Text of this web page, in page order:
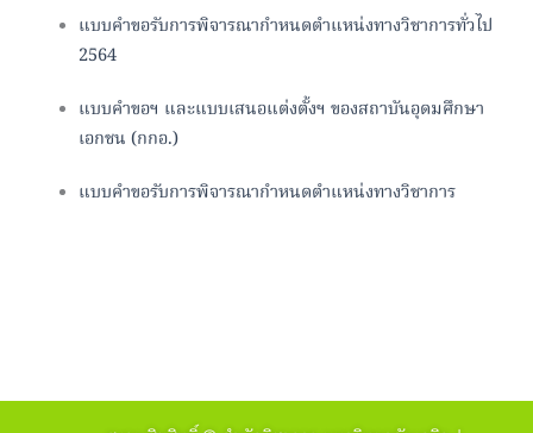
แบบคำขอรับการพิจารณากำหนดตำแหน่งทางวิชาการทั่วไป
2564
แบบคำขอฯ และแบบเสนอแต่งตั้งฯ ของสถาบันอุดมศึกษา
เอกชน (กกอ.)
แบบคำขอรับการพิจารณากำหนดตำแหน่งทางวิชาการ